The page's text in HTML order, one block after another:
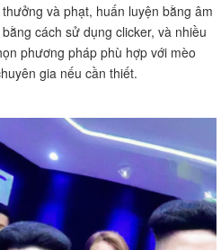
và phạt, huấn luyện bằng âm
cách sử dụng clicker, và nhiều
phương pháp phù hợp với mèo
gia nếu cần thiết.